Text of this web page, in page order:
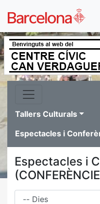
Tallers Culturals
Espectacles i
Espectacles i
Dies